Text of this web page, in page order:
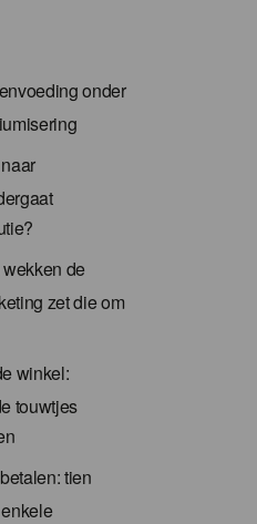
onder
de
zet die om
winkel:
touwtjes
tien